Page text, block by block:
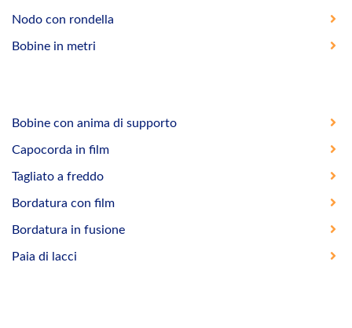
Nodo con rondella
Bobine in metri
Bobine con anima di supporto
Capocorda in film
Tagliato a freddo
Bordatura con film
Bordatura in fusione
Paia di lacci